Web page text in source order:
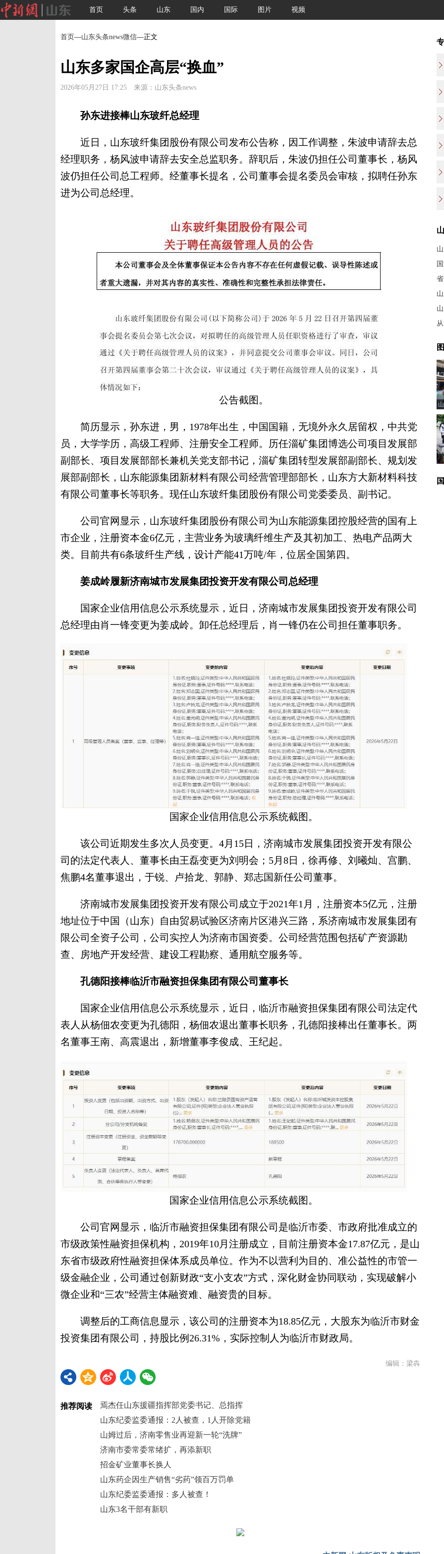
首页 头条 山东 国内 国际 图片 视频
首页—山东头条news微信—正文
山东多家国企高层“换血”
2026年05月27日 17:25 来源：山东头条news
孙东进接棒山东玻纤总经理
近日，山东玻纤集团股份有限公司发布公告称，因工作调整，朱波申请辞去总
经理职务，杨风波申请辞去安全总监职务。辞职后，朱波仍担任公司董事长，杨风
波仍担任公司总工程师。经董事长提名，公司董事会提名委员会审核，拟聘任孙东
进为公司总经理。
公告截图。
简历显示，孙东进，男，1978年出生，中国国籍，无境外永久居留权，中共党
员，大学学历，高级工程师、注册安全工程师。历任淄矿集团博选公司项目发展部
副部长、项目发展部部长兼机关党支部书记，淄矿集团转型发展部副部长、规划发
展部副部长，山东能源集团新材料有限公司经营管理部部长，山东方大新材料科技
有限公司董事长等职务。现任山东玻纤集团股份有限公司党委委员、副书记。
公司官网显示，山东玻纤集团股份有限公司为山东能源集团控股经营的国有上
市企业，注册资本金6亿元，主营业务为玻璃纤维生产及其初加工、热电产品两大
类。目前共有6条玻纤生产线，设计产能41万吨/年，位居全国第四。
姜成岭履新济南城市发展集团投资开发有限公司总经理
国家企业信用信息公示系统显示，近日，济南城市发展集团投资开发有限公司
总经理由肖一锋变更为姜成岭。卸任总经理后，肖一锋仍在公司担任董事职务。
国家企业信用信息公示系统截图。
该公司近期发生多次人员变更。4月15日，济南城市发展集团投资开发有限公
司的法定代表人、董事长由王磊变更为刘明会；5月8日，徐再修、刘曦灿、宫鹏、
焦鹏4名董事退出，于锐、卢拾龙、郭静、郑志国新任公司董事。
济南城市发展集团投资开发有限公司成立于2021年1月，注册资本5亿元，注册
地址位于中国（山东）自由贸易试验区济南片区港兴三路，系济南城市发展集团有
限公司全资子公司，公司实控人为济南市国资委。公司经营范围包括矿产资源勘
查、房地产开发经营、建设工程勘察、通用航空服务等。
孔德阳接棒临沂市融资担保集团有限公司董事长
国家企业信用信息公示系统显示，近日，临沂市融资担保集团有限公司法定代
表人从杨佃农变更为孔德阳，杨佃农退出董事长职务，孔德阳接棒出任董事长。两
名董事王南、高震退出，新增董事李俊成、王纪起。
国家企业信用信息公示系统截图。
公司官网显示，临沂市融资担保集团有限公司是临沂市委、市政府批准成立的
市级政策性融资担保机构，2019年10月注册成立，目前注册资本金17.87亿元，是山
东省市级政府性融资担保体系成员单位。作为不以营利为目的、准公益性的市管一
级金融企业，公司通过创新财政“支小支农”方式，深化财金协同联动，实现破解小
微企业和“三农”经营主体融资难、融资贵的目标。
调整后的工商信息显示，该公司的注册资本为18.85亿元，大股东为临沂市财金
投资集团有限公司，持股比例26.31%，实际控制人为临沂市财政局。
编辑：梁犇
推荐阅读
焉杰任山东援疆指挥部党委书记、总指挥
山东纪委监委通报：2人被查，1人开除党籍
山姆过后，济南零售业再迎新一轮“洗牌”
济南市委常委常绪扩，再添新职
招金矿业董事长换人
山东药企因生产销售“劣药”领百万罚单
山东纪委监委通报：多人被查！
山东3名干部有新职